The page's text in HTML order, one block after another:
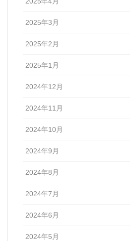
2025年3月
2025年2月
2025年1月
2024年12月
2024年11月
2024年10月
2024年9月
2024年8月
2024年7月
2024年6月
2024年5月